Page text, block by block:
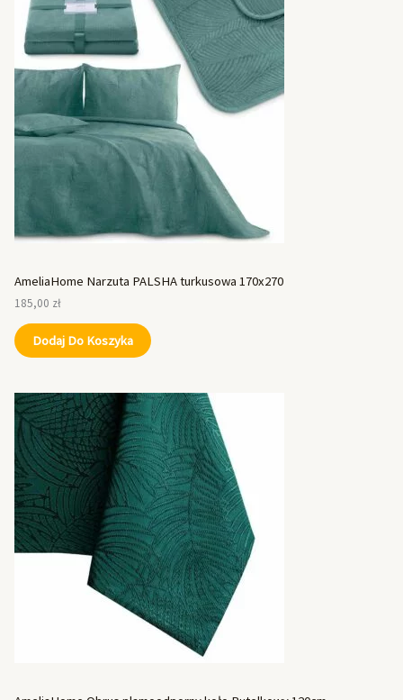
AmeliaHome Narzuta PALSHA turkusowa 170x270
185,00 zł
Dodaj Do Koszyka